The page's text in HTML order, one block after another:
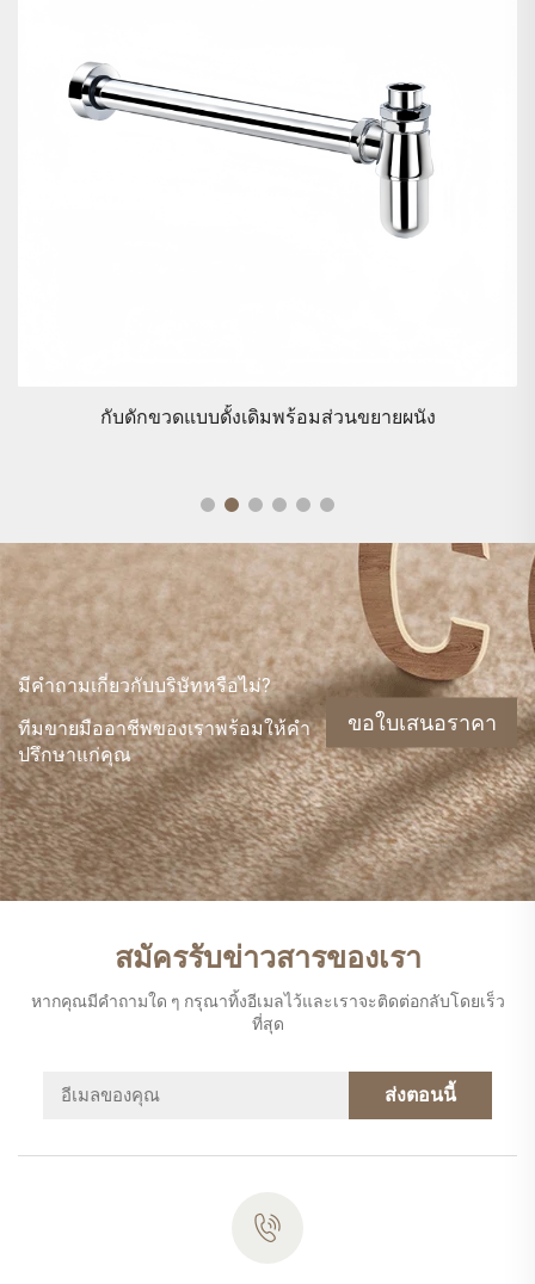
ชุดราวเลื่อนทองเหลืองติดตั้งคันโยกเซรามิกพร้อมหัวฝักบัว
มีคำถามเกี่ยวกับบริษัทหรือไม่?
ทีมขายมืออาชีพของเราพร้อมให้คำ
ปรึกษาแก่คุณ
ขอใบเสนอราคา
สมัครรับข่าวสารของเรา
หากคุณมีคำถามใด ๆ กรุณาทิ้งอีเมลไว้และเราจะติดต่อกลับโดยเร็ว
ที่สุด
ส่งตอนนี้